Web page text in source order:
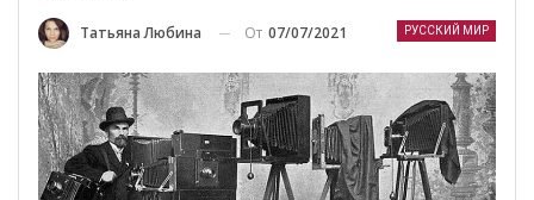
РУССКИЙ МИР
Татьяна Любина От 07/07/2021